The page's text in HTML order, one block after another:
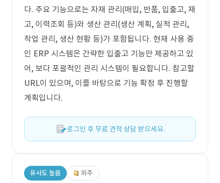
다. 주요 기능으로는 자재 관리(매입, 반품, 입출고, 재
고, 이력조회 등)와 생산 관리(생산 계획, 실적 관리,
작업 관리, 생산 현황 등)가 포함됩니다. 현재 사용 중
인 ERP 시스템은 간략한 입출고 기능만 제공하고 있
어, 보다 포괄적인 관리 시스템이 필요합니다. 참고할
URL이 있으며, 이를 바탕으로 기능 확정 후 진행할
계획입니다.
로그인 후 무료 견적 상담 받으세요.
유사도 높음 외주